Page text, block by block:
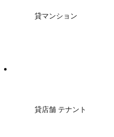
貸マンション
貸店舗 テナント